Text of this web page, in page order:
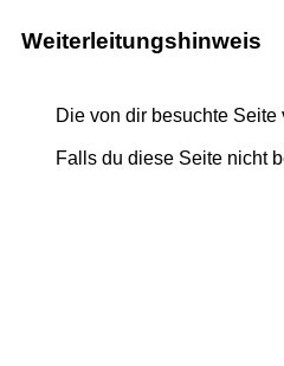
Weiterleitungshinweis
Die von dir besuchte Seite
Falls du diese Seite nicht